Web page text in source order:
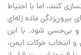
کنند، اما با احتیاط
ماده ژله‌ای
بی‌حسی شود. با این
و انتخاب حرکات ایمن،